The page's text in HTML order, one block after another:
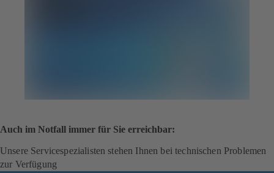
Auch im Notfall immer für Sie erreichbar:
Unsere Servicespezialisten stehen Ihnen bei technischen Problemen
zur Verfügung